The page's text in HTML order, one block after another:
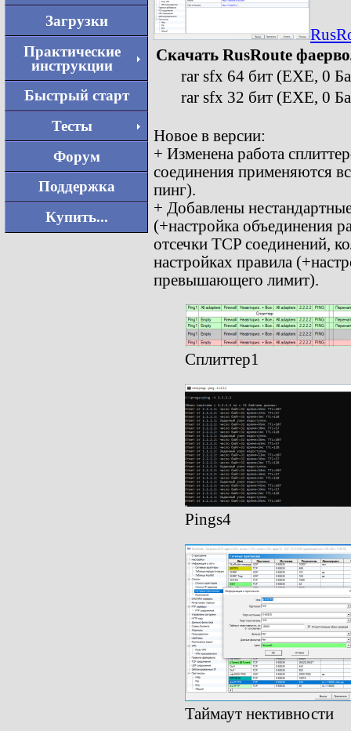
Загрузки
Практические
инструкции
Быстрый старт
Тесты
Форум
Поддержка
Купить...
Скачать RusRoute
rar sfx 64 бит (EXE, 0
rar sfx 32 бит (EXE, 0
Новое в версии:
+ Изменена работа
соединения применяются
пинг).
+ Добавлены
(+настройка объединения
отсечки TCP соединений,
настройках правила
превышающего лимит).
Сплиттер1
Pings4
Таймаут нективности